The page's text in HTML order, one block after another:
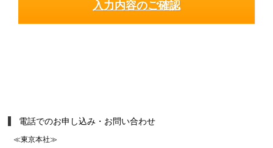
電話でのお申し込み・お問い合わせ
≪東京本社≫